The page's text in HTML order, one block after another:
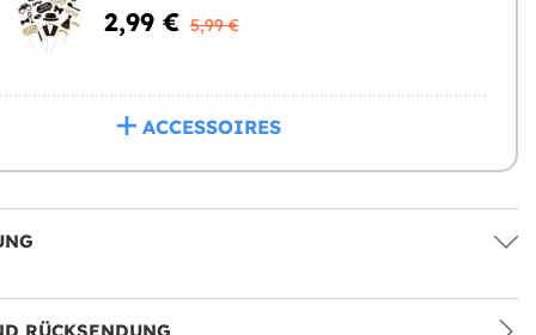
2,99 € 5,99 €
ACCESSOIRES